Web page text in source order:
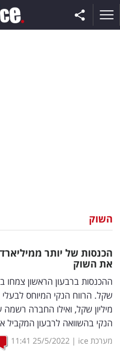
וצרכנות
דיגיטל
וטק
שיווק
ופרסום
משפט
השוק
הכנסות של יותר
את השוק
הנקי בהשוואה לרבעון המקביל
מערכת ice |
25/5/2022
11:41